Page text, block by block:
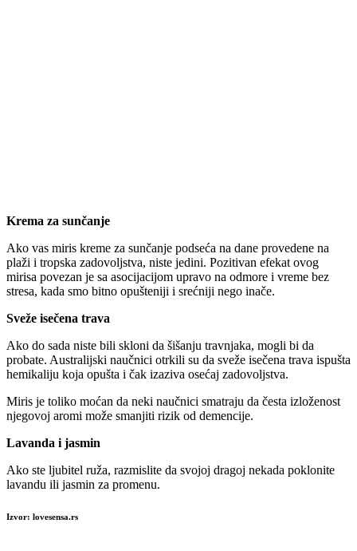
Krema za sunčanje
Ako vas miris kreme za sunčanje podseća na dane provedene na
plaži i tropska zadovoljstva, niste jedini. Pozitivan efekat ovog
mirisa povezan je sa asocijacijom upravo na odmore i vreme bez
stresa, kada smo bitno opušteniji i srećniji nego inače.
Sveže isečena trava
Ako do sada niste bili skloni da šišanju travnjaka, mogli bi da
probate. Australijski naučnici otrkili su da sveže isečena trava ispušta
hemikaliju koja opušta i čak izaziva osećaj zadovoljstva.
Miris je toliko moćan da neki naučnici smatraju da česta izloženost
njegovoj aromi može smanjiti rizik od demencije.
Lavanda i jasmin
Ako ste ljubitel ruža, razmislite da svojoj dragoj nekada poklonite
lavandu ili jasmin za promenu.
Izvor: lovesensa.rs